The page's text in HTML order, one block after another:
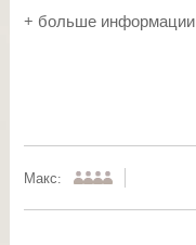
+ больше информации
Макс: